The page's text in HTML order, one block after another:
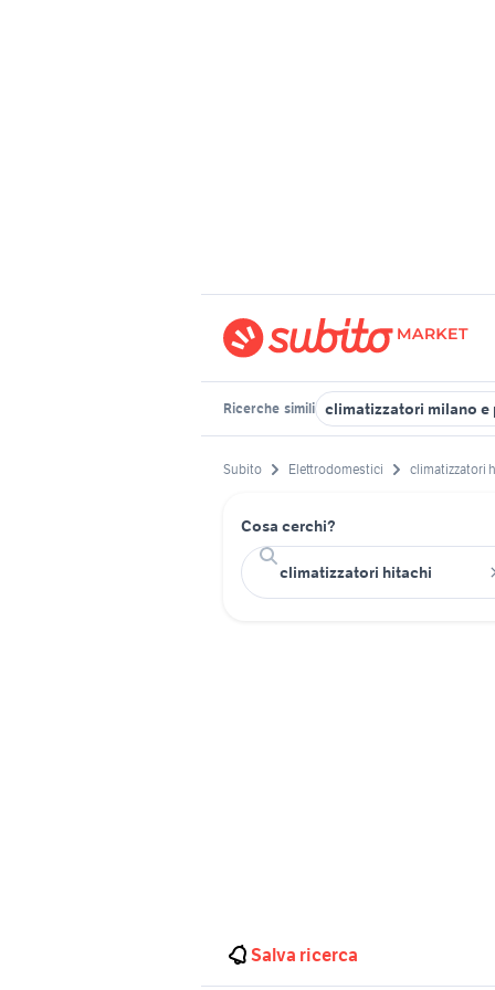
Ricerche simili climatizzatori milano
Subito Elettrodomestici climatizzatori
Cosa cerchi?
Salva ricerca